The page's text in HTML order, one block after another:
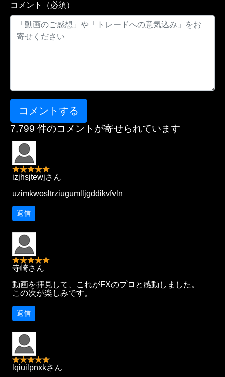
コメント（必須）
7,799 件のコメントが寄せられています
izjhsjtewjさん
uzimkwosltrziugumlljgddikvfvln
返信
寺崎さん
動画を拝見して、これがFXのプロと感動しました。
この次が楽しみです。
返信
lqiuilpnxkさん